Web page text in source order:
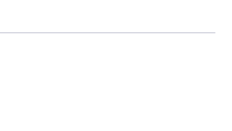
jártas szakértőt.